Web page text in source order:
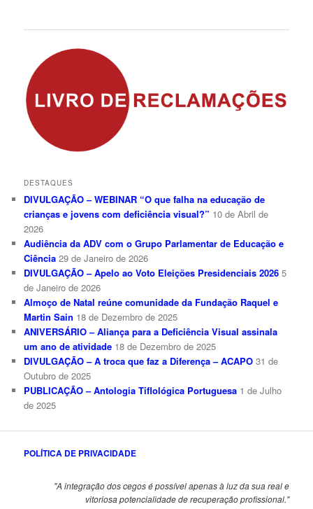
DESTAQUES
DIVULGAÇÃO – WEBINAR “O que falha na educação de
crianças e jovens com deficiência visual?” 10 de Abril de
2026
Audiência da ADV com o Grupo Parlamentar de Educação e
Ciência 29 de Janeiro de 2026
DIVULGAÇÃO – Apelo ao Voto Eleições Presidenciais 2026 5
de Janeiro de 2026
Almoço de Natal reúne comunidade da Fundação Raquel e
Martin Sain 18 de Dezembro de 2025
ANIVERSÁRIO – Aliança para a Deficiência Visual assinala
um ano de atividade 18 de Dezembro de 2025
DIVULGAÇÃO – A troca que faz a Diferença – ACAPO 31 de
Outubro de 2025
PUBLICAÇÃO – Antologia Tiflológica Portuguesa 1 de Julho
de 2025
POLÍTICA DE PRIVACIDADE
"A integração dos cegos é possível apenas à luz da sua real e
vitoriosa potencialidade de recuperação profissional."